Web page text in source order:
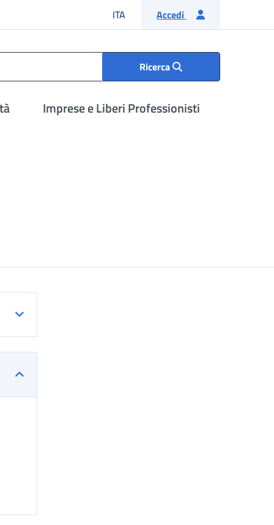
ITA Lingua italiana
Accedi
Ricerca
Imprese e Liberi Professionisti